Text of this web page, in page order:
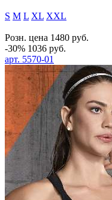
S M L XL XXL
Розн. цена 1480 руб.
-30% 1036 руб.
арт. 5570-01